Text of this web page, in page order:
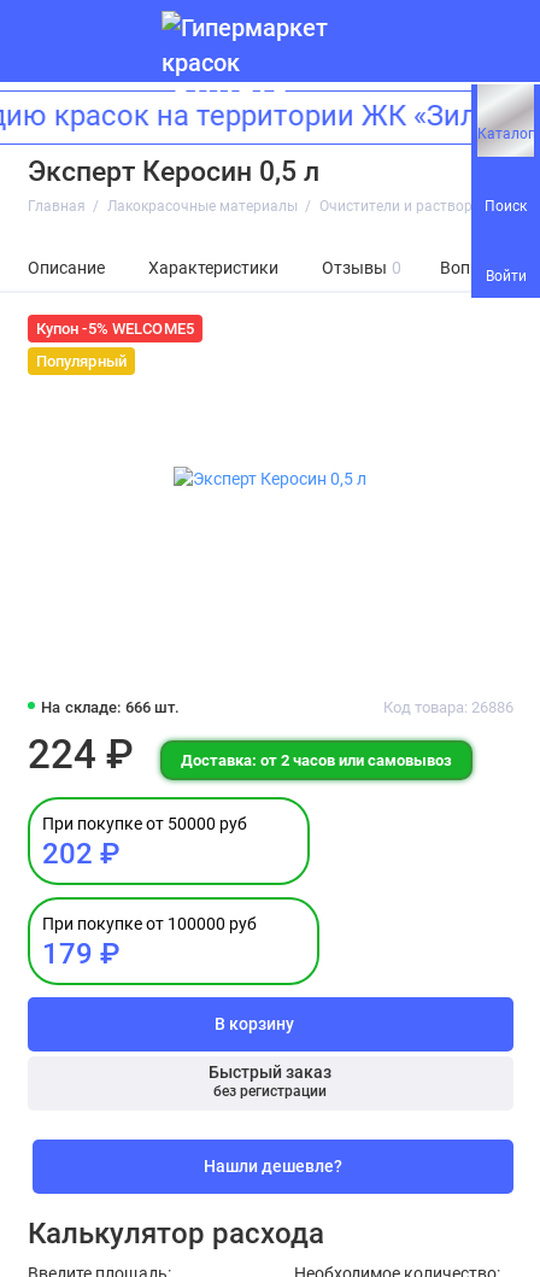
Каталог
Поиск
Войти
красок на территории ЖК
Эксперт Керосин 0,5 л
Главная Лакокрасочные материалы Очистители и растворители
Описание Характеристики Отзывы 0 Вопросы и
Купон -5% WELCOME5
Популярный
На складе: 666 шт. Код товара: 26886
224 ₽ Доставка: от 2 часов или самовывоз
При покупке от 50000 руб
202 ₽
При покупке от 100000 руб
179 ₽
В корзину
Быстрый заказ
без регистрации
Нашли дешевле?
Калькулятор расхода